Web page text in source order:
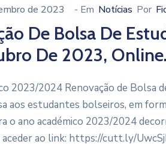
de 2023 - Em Notícias Por
De Bolsa De
De 2023, Online.
2023/2024 Renovação de Bolsa
aos estudantes bolseiros, em
o ano académico 2023/2024
aceder ao link: https://cutt.ly/